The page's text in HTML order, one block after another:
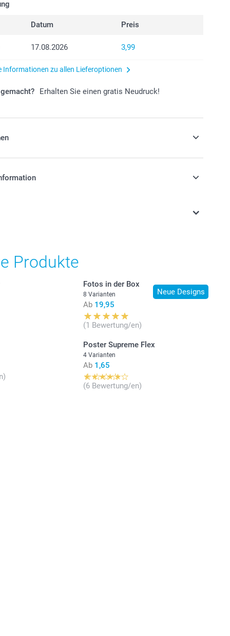
Datum Preis
17.08.2026 3,99
Informationen zu allen Lieferoptionen
Erhalten Sie einen gratis Neudruck!
Ihrem Fotobuch einen ganz
Look und entscheiden Sie sich für
glänzend 300 g
der Optionen
sich in EURO (€) inkl. MwSt. und zzgl.
Produkte
Neue Designs
Fotos in der Box
8 Varianten
Ab 19,95
(1 Bewertung/en)
Poster Supreme Flex
4 Varianten
Ab 1,65
(6 Bewertung/en)